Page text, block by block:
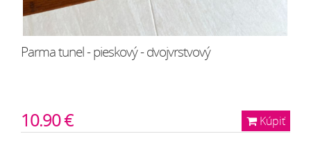
Parma tunel - pieskový - dvojvrstvový
Kúpiť
10.90 €